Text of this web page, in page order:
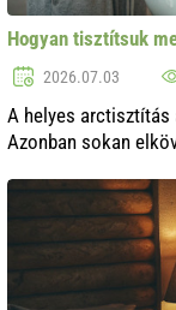
Hogyan tisztítsuk
2026.07.03
A helyes arctisztítás
Azonban sokan
leggyakoribb a..